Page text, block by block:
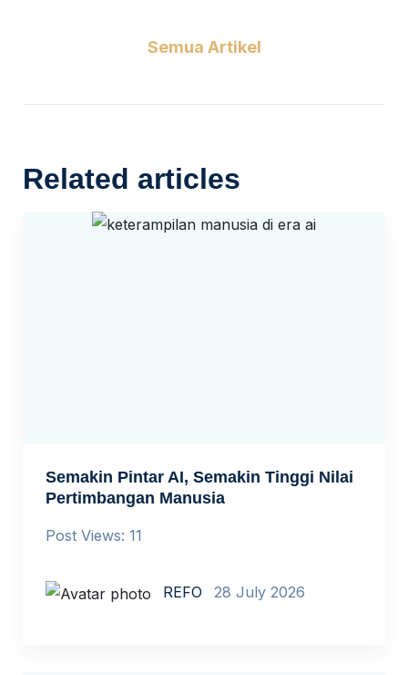
Semua Artikel
Related articles
Semakin Pintar AI, Semakin Tinggi Nilai
Pertimbangan Manusia
Post Views: 11
REFO 28 July 2026